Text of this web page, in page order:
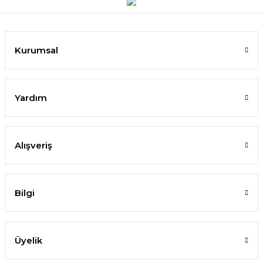
Kurumsal
Yardım
Alışveriş
Bilgi
Üyelik